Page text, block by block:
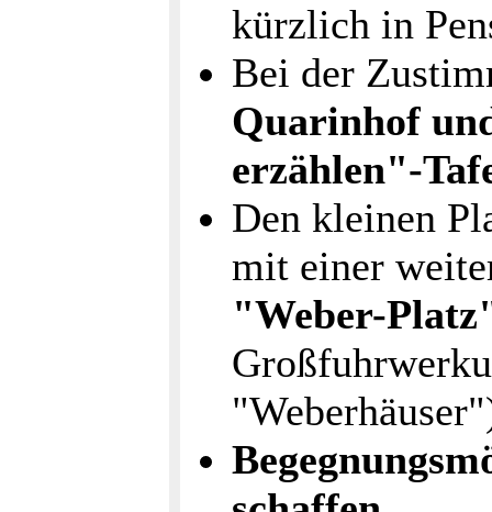
kürzlich in
Bei der
Quarinhof
erzählen"-
Den kleinen
mit einer
"Weber-